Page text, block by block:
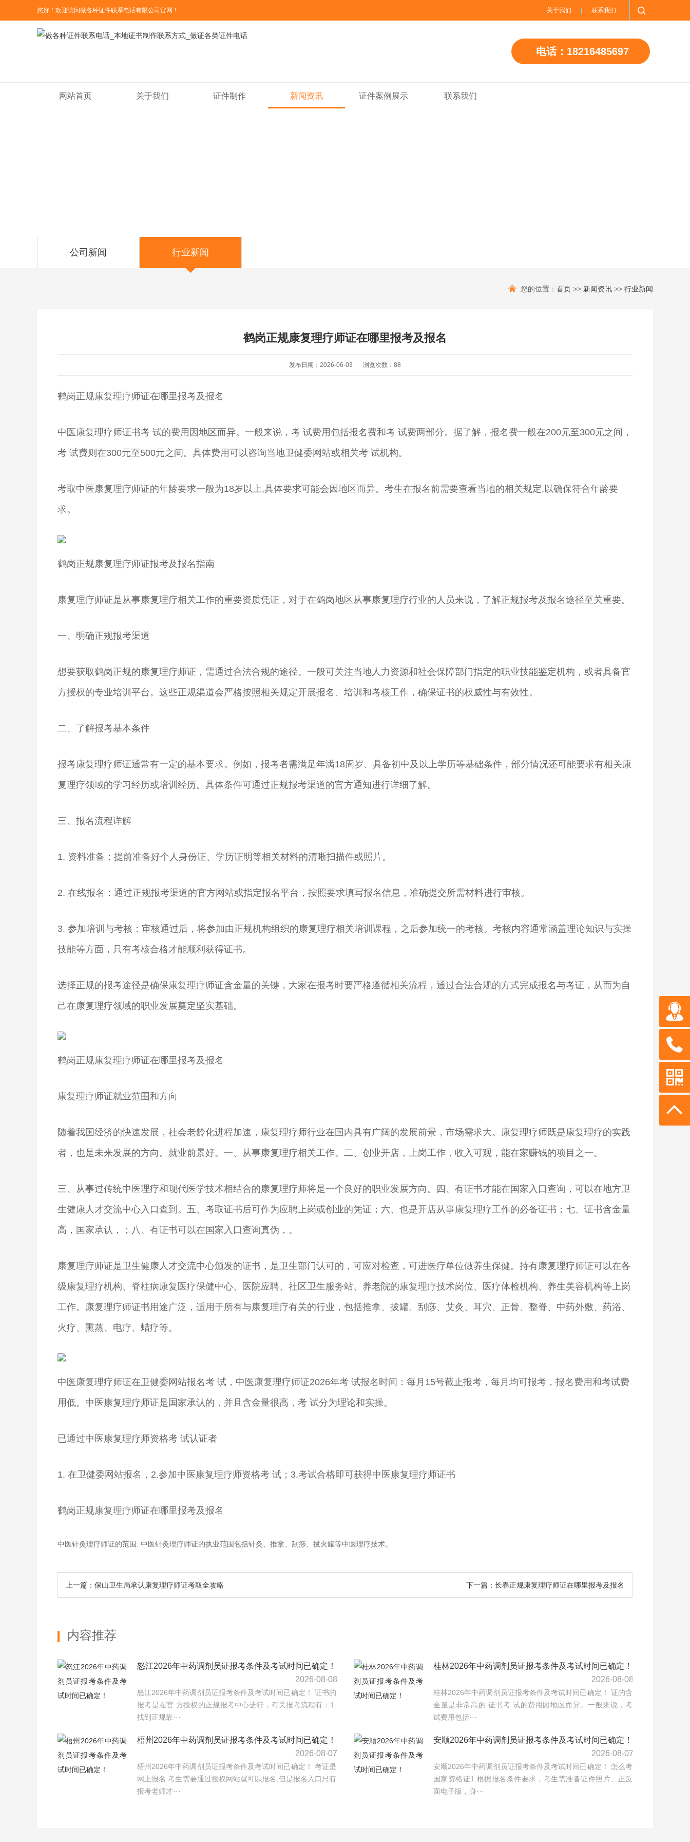
您好！欢迎访问做各种证件联系电话有限公司官网！ 关于我们 联系我们
电话：18216485697
网站首页 关于我们 证件制作 新闻资讯 证件案例展示 联系我们
公司新闻 行业新闻
您的位置： 首页 >> 新闻资讯 >> 行业新闻
鹤岗正规康复理疗师证在哪里报考及报名
发布日期：2026-06-03 浏览次数： 88
鹤岗正规康复理疗师证在哪里报考及报名
中医康复理疗师证书考 试的费用因地区而异。一般来说，考 试费用包括报名费和考 试费两部分。据了解，报名费一般在200元至300元之间，
考 试费则在300元至500元之间。具体费用可以咨询当地卫健委网站或相关考 试机构。
考取中医康复理疗师证的年龄要求一般为18岁以上,具体要求可能会因地区而异。考生在报名前需要查看当地的相关规定,以确保符合年龄要
求。
鹤岗正规康复理疗师证报考及报名指南
康复理疗师证是从事康复理疗相关工作的重要资质凭证，对于在鹤岗地区从事康复理疗行业的人员来说，了解正规报考及报名途径至关重要。
一、明确正规报考渠道
想要获取鹤岗正规的康复理疗师证，需通过合法合规的途径。一般可关注当地人力资源和社会保障部门指定的职业技能鉴定机构，或者具备官
方授权的专业培训平台。这些正规渠道会严格按照相关规定开展报名、培训和考核工作，确保证书的权威性与有效性。
二、了解报考基本条件
报考康复理疗师证通常有一定的基本要求。例如，报考者需满足年满18周岁、具备初中及以上学历等基础条件，部分情况还可能要求有相关康
复理疗领域的学习经历或培训经历。具体条件可通过正规报考渠道的官方通知进行详细了解。
三、报名流程详解
1. 资料准备：提前准备好个人身份证、学历证明等相关材料的清晰扫描件或照片。
2. 在线报名：通过正规报考渠道的官方网站或指定报名平台，按照要求填写报名信息，准确提交所需材料进行审核。
3. 参加培训与考核：审核通过后，将参加由正规机构组织的康复理疗相关培训课程，之后参加统一的考核。考核内容通常涵盖理论知识与实操
技能等方面，只有考核合格才能顺利获得证书。
选择正规的报考途径是确保康复理疗师证含金量的关键，大家在报考时要严格遵循相关流程，通过合法合规的方式完成报名与考证，从而为自
己在康复理疗领域的职业发展奠定坚实基础。
鹤岗正规康复理疗师证在哪里报考及报名
康复理疗师证就业范围和方向
随着我国经济的快速发展，社会老龄化进程加速，康复理疗师行业在国内具有广阔的发展前景，市场需求大。康复理疗师既是康复理疗的实践
者，也是未来发展的方向。就业前景好。一、从事康复理疗相关工作。二、创业开店，上岗工作，收入可观，能在家赚钱的项目之一。
三、从事过传统中医理疗和现代医学技术相结合的康复理疗师将是一个良好的职业发展方向。四、有证书才能在国家入口查询，可以在地方卫
生健康人才交流中心入口查到。五、考取证书后可作为应聘上岗或创业的凭证；六、也是开店从事康复理疗工作的必备证书；七、证书含金量
高，国家承认，；八、有证书可以在国家入口查询真伪，。
康复理疗师证是卫生健康人才交流中心颁发的证书，是卫生部门认可的，可应对检查，可进医疗单位做养生保健。持有康复理疗师证可以在各
级康复理疗机构、脊柱病康复医疗保健中心、医院应聘、社区卫生服务站、养老院的康复理疗技术岗位、医疗体检机构、养生美容机构等上岗
工作。康复理疗师证书用途广泛，适用于所有与康复理疗有关的行业，包括推拿、拔罐、刮痧、艾灸、耳穴、正骨、整脊、中药外敷、药浴、
火疗、熏蒸、电疗、蜡疗等。
中医康复理疗师证在卫健委网站报名考 试，中医康复理疗师证2026年考 试报名时间：每月15号截止报考，每月均可报考，报名费用和考试费
用低。中医康复理疗师证是国家承认的，并且含金量很高，考 试分为理论和实操。
已通过中医康复理疗师资格考 试认证者
1. 在卫健委网站报名，2.参加中医康复理疗师资格考 试；3.考试合格即可获得中医康复理疗师证书
鹤岗正规康复理疗师证在哪里报考及报名
中医针灸理疗师证的范围: 中医针灸理疗师证的执业范围包括针灸、推拿、刮痧、拔火罐等中医理疗技术。
上一篇：保山卫生局承认康复理疗师证考取全攻略 下一篇：长春正规康复理疗师证在哪里报考及报名
内容推荐
怒江2026年中药调剂员证报考条件及考试时间已确定！
2026-08-08
怒江2026年中药调剂员证报考条件及考试时间已确定！ 证书的
报考是在官 方授权的正规报考中心进行，有关报考流程有：1.
找到正规靠···
桂林2026年中药调剂员证报考条件及考试时间已确定！
2026-08-08
桂林2026年中药调剂员证报考条件及考试时间已确定！ 证的含
金量是非常高的 证书考 试的费用因地区而异。一般来说，考
试费用包括···
梧州2026年中药调剂员证报考条件及考试时间已确定！
2026-08-07
梧州2026年中药调剂员证报考条件及考试时间已确定！ 考证是
网上报名:考生需要通过授权网站就可以报名,但是报名入口只有
报考老师才···
安顺2026年中药调剂员证报考条件及考试时间已确定！
2026-08-07
安顺2026年中药调剂员证报考条件及考试时间已确定！ 怎么考
国家资格证1.根据报名条件要求，考生需准备证件照片、正反
面电子版，身···